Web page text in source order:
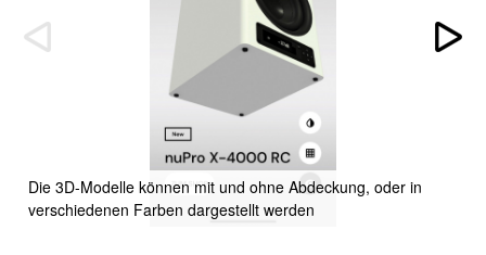
Die 3D-Modelle können mit und ohne Abdeckung, oder in
verschiedenen Farben dargestellt werden